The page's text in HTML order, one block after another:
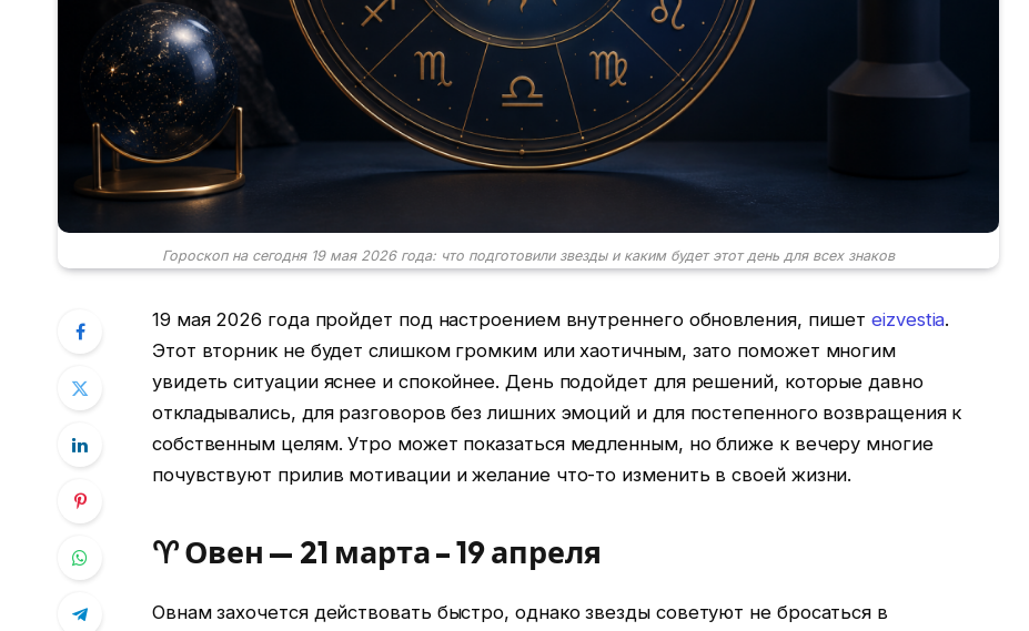
Гороскоп на сегодня 19 мая 2026 года: что подготовили звезды и каким будет этот день для всех знаков
19 мая 2026 года пройдет под настроением внутреннего обновления, пишетeizvestia.
Этот вторник не будет слишком громким или хаотичным, зато поможет многим
увидеть ситуации яснее и спокойнее. День подойдет для решений, которые давно
откладывались, для разговоров без лишних эмоций и для постепенного возвращения к
собственным целям. Утро может показаться медленным, но ближе к вечеру многие
почувствуют прилив мотивации и желание что-то изменить в своей жизни.
♈ Овен — 21 марта – 19 апреля
Овнам захочется действовать быстро, однако звезды советуют не бросаться в